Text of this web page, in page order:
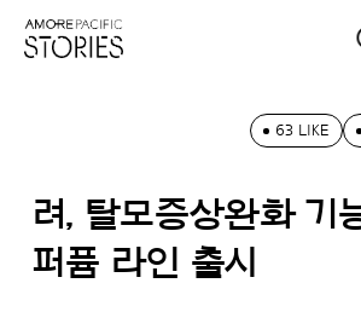
63 LIKE
려, 탈모증상완화 기
퍼퓸 라인 출시